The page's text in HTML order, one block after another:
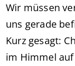
Wir müssen
uns gerade
Kurz gesagt:
im Himmel